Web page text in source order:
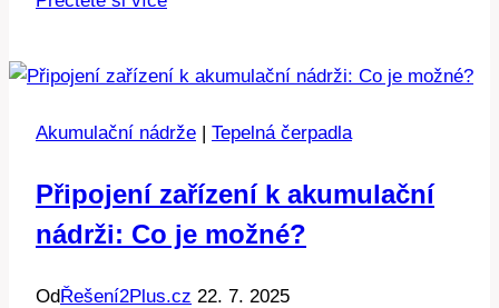
řešení
každý
Akumulační nádrže | Tepelná čerpadla
Připojení zařízení k akumulační
nádrži: Co je možné?
OdŘešení2Plus.cz 22. 7. 2025